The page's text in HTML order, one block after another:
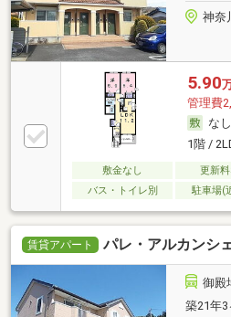
神奈
5.90
管理費
なし
1階 /
敷金なし 更新
バス・トイレ別
駐車場(
賃貸アパート パレ・アルカンシ
御殿
築21年